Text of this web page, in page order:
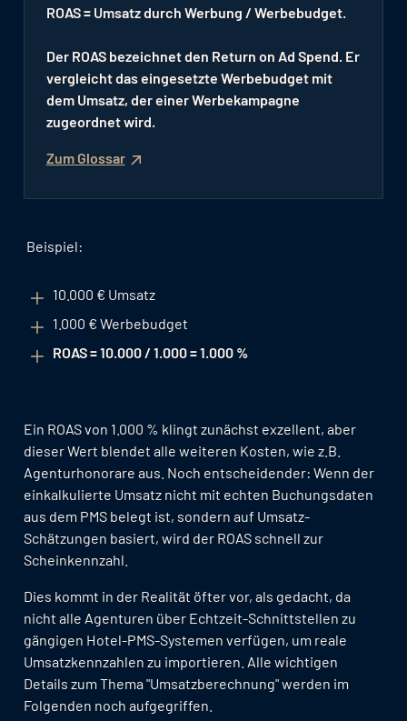
ROAS = Umsatz durch Werbung / Werbebudget.
Der ROAS bezeichnet den Return on Ad Spend. Er
vergleicht das eingesetzte Werbebudget mit
dem Umsatz, der einer Werbekampagne
zugeordnet wird.
Zum Glossar
Beispiel:
10.000 € Umsatz
1.000 € Werbebudget
ROAS = 10.000 / 1.000 = 1.000 %
Ein ROAS von 1.000 % klingt zunächst exzellent, aber
dieser Wert blendet alle weiteren Kosten, wie z.B.
Agenturhonorare aus. Noch entscheidender: Wenn der
einkalkulierte Umsatz nicht mit echten Buchungsdaten
aus dem PMS belegt ist, sondern auf Umsatz-
Schätzungen basiert, wird der ROAS schnell zur
Scheinkennzahl.
Dies kommt in der Realität öfter vor, als gedacht, da
nicht alle Agenturen über Echtzeit-Schnittstellen zu
gängigen Hotel-PMS-Systemen verfügen, um reale
Umsatzkennzahlen zu importieren. Alle wichtigen
Details zum Thema "Umsatzberechnung" werden im
Folgenden noch aufgegriffen.